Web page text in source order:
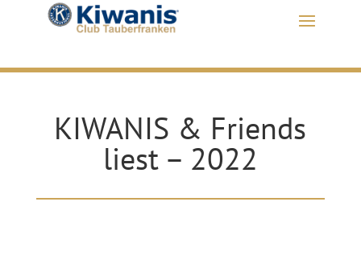
KIWANIS & Friends
liest – 2022